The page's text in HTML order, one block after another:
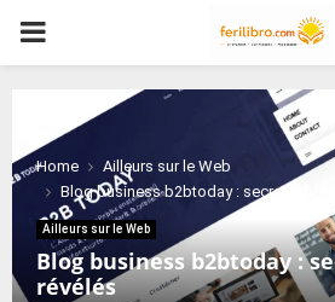
PRIMARY
Home
Ailleurs sur le Web
Blog business b2btoday : secrets du
Ailleurs sur le Web
Blog business b2btoday :
révélés